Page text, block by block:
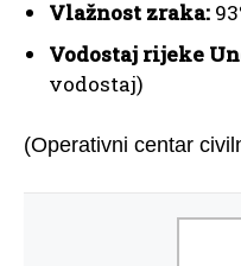
Vlažnost zraka:
Vodostaj rijeke
vodostaj)
(Operativni centar